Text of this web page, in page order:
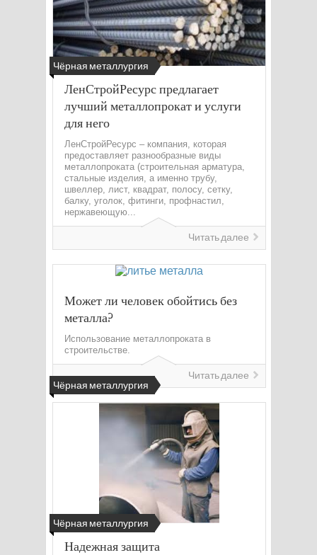
Чёрная металлургия
ЛенСтройРесурс предлагает
лучший металлопрокат и услуги
для него
ЛенСтройРесурс – компания, которая
предоставляет разнообразные виды
металлопроката (строительная арматура,
стальные изделия, а именно трубу,
швеллер, лист, квадрат, полосу, сетку,
балку, уголок, фитинги, профнастил,
нержавеющую...
Читать далее
Чёрная металлургия
Может ли человек обойтись без
металла?
Использование металлопроката в
строительстве.
Читать далее
Чёрная металлургия
Надежная защита